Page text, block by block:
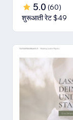
5.0 (60)
शुरूआती रेट $49